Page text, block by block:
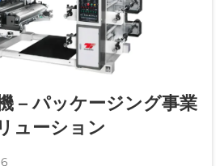
– パッケージング事業
ューション